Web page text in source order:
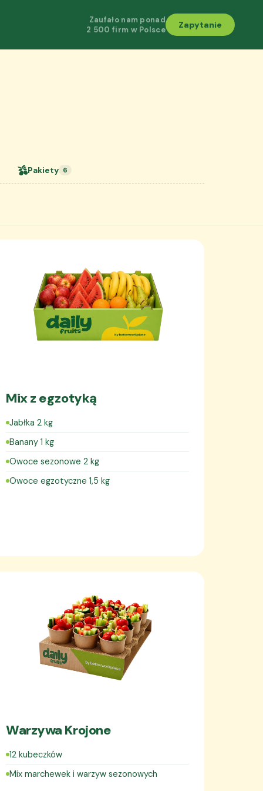
Zaufało nam ponad
2 500 firm w Polsce
Zapytanie
Pakiety 6
Mix z egzotyką
Jabłka 2 kg
Banany 1 kg
Owoce sezonowe 2 kg
Owoce egzotyczne 1,5 kg
Warzywa Krojone
12 kubeczków
Mix marchewek i warzyw sezonowych